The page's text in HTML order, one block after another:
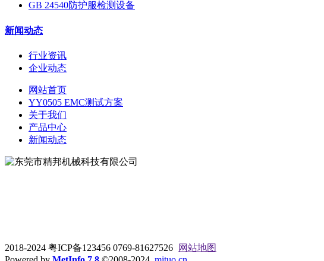
GB 24540防护服检测设备
新闻动态
行业资讯
企业动态
网站首页
YY0505 EMC测试方案
关于我们
产品中心
新闻动态
2018-2024 粤ICP备123456 0769-81627526
网站地图